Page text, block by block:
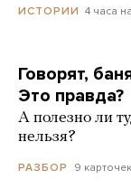
ИСТОРИИ 4 часа
Говорят,
Это правда?
А полезно ли
нельзя?
РАЗБОР 9 карточек